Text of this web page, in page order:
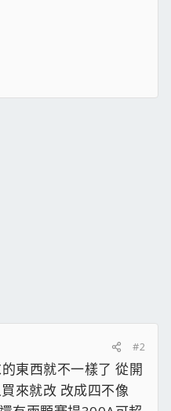
#2
東西就不一樣了 從開
來就改 改成四不像